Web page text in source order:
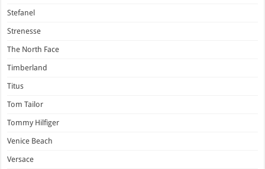
Stefanel
Strenesse
The North Face
Timberland
Titus
Tom Tailor
Tommy Hilfiger
Venice Beach
Versace